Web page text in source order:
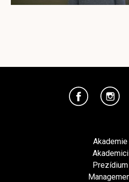
Akademie
Akademici
Prezídium